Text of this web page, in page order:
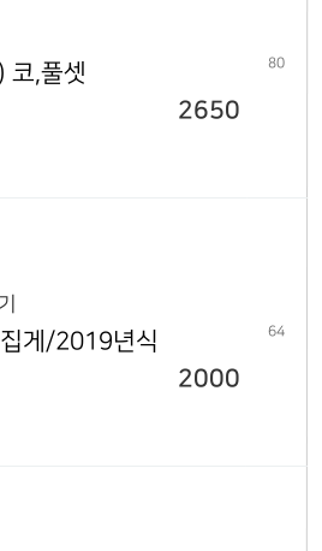
코,풀셋
2650
80
게/2019년식
2000
64